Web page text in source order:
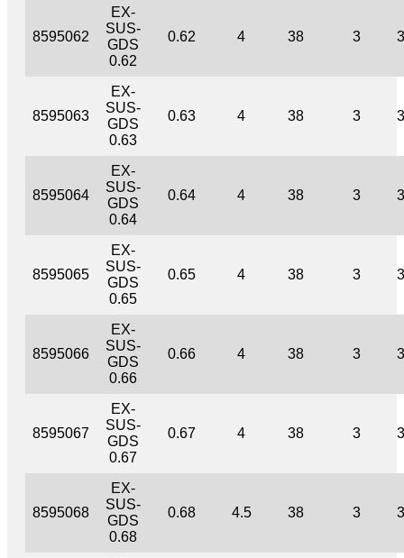
8595062
EX-
SUS-
GDS
0.62
0.62 4 38 3
8595063
EX-
SUS-
GDS
0.63
0.63 4 38 3
8595064
EX-
SUS-
GDS
0.64
0.64 4 38 3
8595065
EX-
SUS-
GDS
0.65
0.65 4 38 3
8595066
EX-
SUS-
GDS
0.66
0.66 4 38 3
8595067
EX-
SUS-
GDS
0.67
0.67 4 38 3
8595068
EX-
SUS-
GDS
0.68
0.68 4.5 38 3